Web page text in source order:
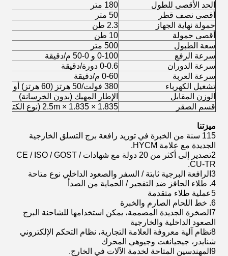
الحد الأقصى للطول
180 متر
أقصى نصف قطر
50 متر
حمولة نهاية الجهاز
2.3 طن
أقصى حمولة
10 طن
سعة الطبول
500 متر
سرعة الرفع
0-100 و 0-50 م/دقيقة
سرعة الدوران
0-0.6 دورة/دقيقة
سرعة العربة
0-60 م/دقيقة
تشغيل الكهرباء
380 فولت/50 هرتز (60 هرتز) أو غيرها
الوزن المقابل
الإطار المهيك (بدون الخرسانة)
قسم الصقر
1.835 × 1.835 × 2.5m (نوع الكتل)
ميزتنا
115 سنة من الخبرة في توريد رافعة برج التسلق الخارجية
الجديدة مع علامة HYCM.
2تصدير إلى أكثر من 20 دولة مع شهادات CE / ISO / GOST /
CU-TR.
3الرافعة البرجية ثابتة / السفر والصعود الداخلي نوع متاحة
4. طلاء الحافز ضد التفجير / الحماية من الصدأ
5عملية طلاء متقدمة
6. خط اللحام الصارم والخبرة
7الصخرة الجديدة المصممة، يمكن استخدامها للشاحنة البرج
الصعود الداخلية والخارجية
8نظام آلية معروفة العلامة التجارية، نظام التحكم الإلكتروني
شنايدر، جيجيانغت وجيوهي المحرك
9المهندسين المتاحة لخدمة الآلات في الخارج.